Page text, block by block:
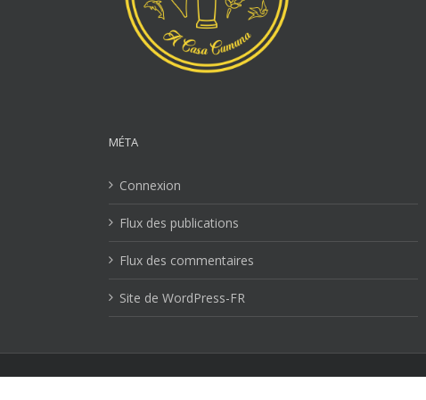
MÉTA
Connexion
Flux des publications
Flux des commentaires
Site de WordPress-FR